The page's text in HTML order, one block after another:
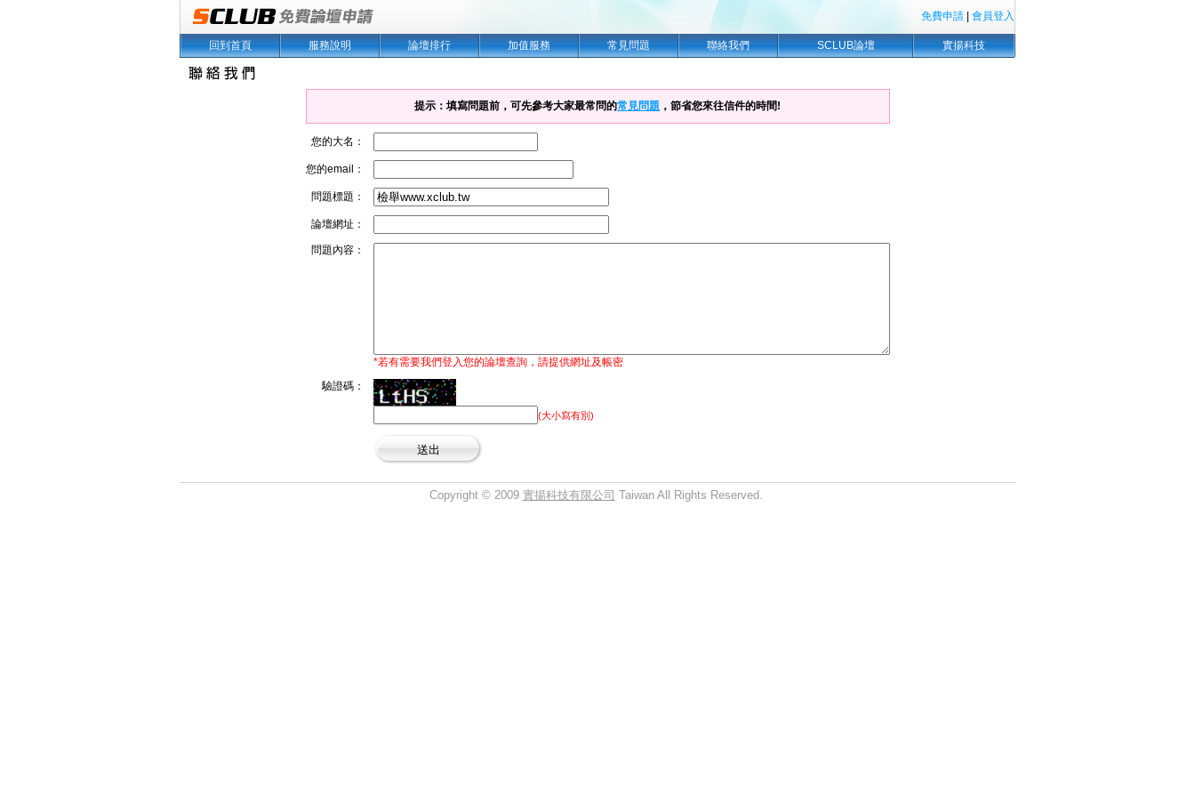
免費申請 會員登入
回到首頁 服務說明 論壇排行 加值服務 常見問題 聯絡我們 SCLUB論壇 實揚科技
提示：填寫問題前，可先參考大家最常問的常見問題 ，節省您來往信件的時間!
您的大名：
您的email：
問題標題：
論壇網址：
問題內容：
*若有需要我們登入您的論壇查詢，請提供網址及帳密
驗證碼：
(大小寫有別)
Copyright © 2009 實揚科技有限公司 Taiwan All Rights Reserved.